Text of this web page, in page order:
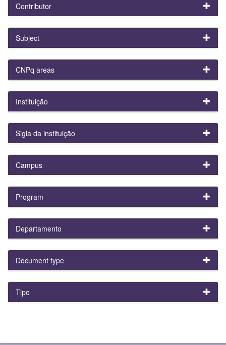
Contributor
Subject
CNPq areas
Instituição
Sigla da instituição
Campus
Program
Departamento
Document type
Tipo